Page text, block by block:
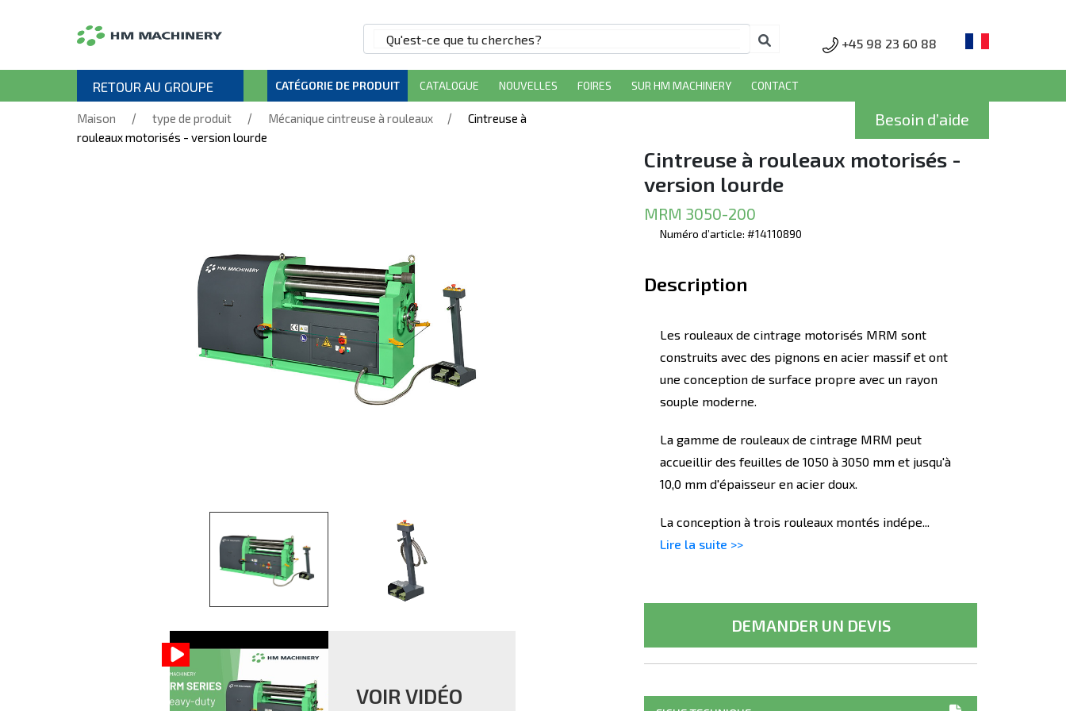
+45 98 23 60 88
RETOUR AU GROUPE CATÉGORIE DE PRODUIT CATALOGUE NOUVELLES FOIRES SUR HM MACHINERY CONTACT
Maison / type de produit / Mécanique cintreuse à rouleaux /
Cintreuse à
rouleaux motorisés - version lourde
Besoin d’aide
VOIR VIDÉO
Cintreuse à rouleaux motorisés -
version lourde
MRM 3050-200
Numéro d’article: #14110890
Description
Les rouleaux de cintrage motorisés MRM sont
construits avec des pignons en acier massif et ont
une conception de surface propre avec un rayon
souple moderne.
La gamme de rouleaux de cintrage MRM peut
accueillir des feuilles de 1050 à 3050 mm et jusqu'à
10,0 mm d'épaisseur en acier doux.
La conception à trois rouleaux montés indépe...
Lire la suite >>
DEMANDER UN DEVIS